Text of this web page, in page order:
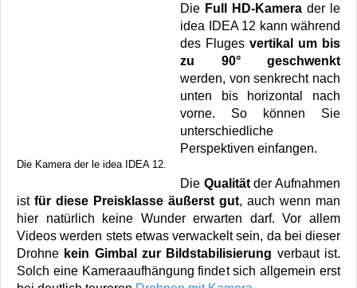
Die Kamera der le idea IDEA 12.
Die Full HD-Kamera der le
idea IDEA 12 kann während
des Fluges vertikal um bis
zu 90° geschwenkt
werden, von senkrecht nach
unten bis horizontal nach
vorne. So können Sie
unterschiedliche
Perspektiven einfangen.
Die Qualitätder Aufnahmen
ist für diese Preisklasse äußerst gut, auch wenn man
hier natürlich keine Wunder erwarten darf. Vor allem
Videos werden stets etwas verwackelt sein, da bei dieser
Drohne kein Gimbal zur Bildstabilisierung verbaut ist.
Solch eine Kameraaufhängung findet sich allgemein erst